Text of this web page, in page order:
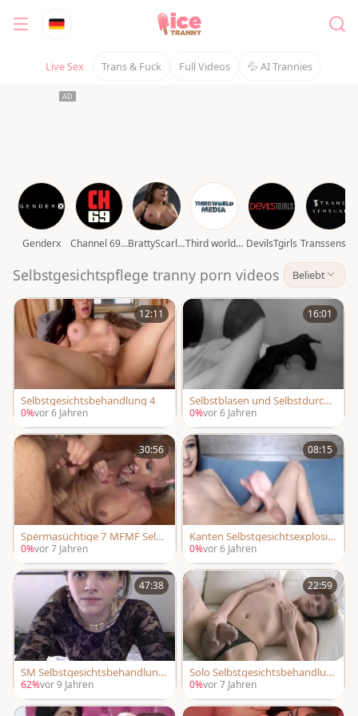
Live Sex Trans & Fuck Full Videos 💦 AI Trannies
Genderx Channel 69 video BrattyScarlet Third world media movies DevilsTgirls
Selbstgesichtspflege tranny porn videos Beliebt
12:11
Selbstgesichtsbehandlung 4
0%vor 6 Jahren
16:01
Selbstblasen und Selbstdurchfi
ck zwei
0%vor 6 Jahren
30:56
Spermasüchtige 7 MFMF Selbs
tgesichts Ladyboys Paare Erwe
iterte
0%vor 7 Jahren
08:15
Kanten Selbstgesichtsexplosio
n
0%vor 6 Jahren
47:38
SM Selbstgesichtsbehandlung
5
62%vor 9 Jahren
22:59
Solo Selbstgesichtsbehandlun
g
0%vor 7 Jahren